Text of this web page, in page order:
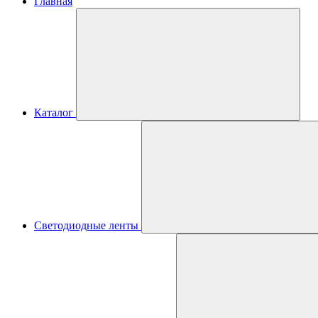
Каталог
Светодиодные ленты